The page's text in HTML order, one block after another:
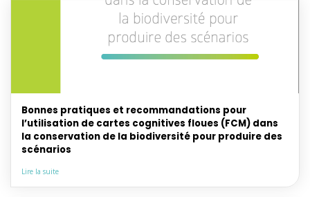
Bonnes pratiques et recommandations pour
l’utilisation de cartes cognitives floues (FCM) dans
la conservation de la biodiversité pour produire des
scénarios
Lire la suite